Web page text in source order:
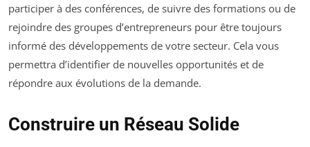
participer à des conférences, de suivre des formations ou de
rejoindre des groupes d’entrepreneurs pour être toujours
informé des développements de votre secteur. Cela vous
permettra d’identifier de nouvelles opportunités et de
répondre aux évolutions de la demande.
Construire un Réseau Solide